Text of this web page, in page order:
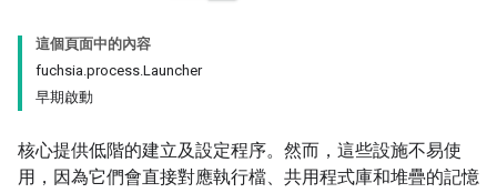
這個頁面中的內容
fuchsia.process.Launcher
早期啟動
核心提供低階的建立及設定程序。然而，這些設施不易使
用，因為它們會直接對應執行檔、共用程式庫和堆疊的記憶